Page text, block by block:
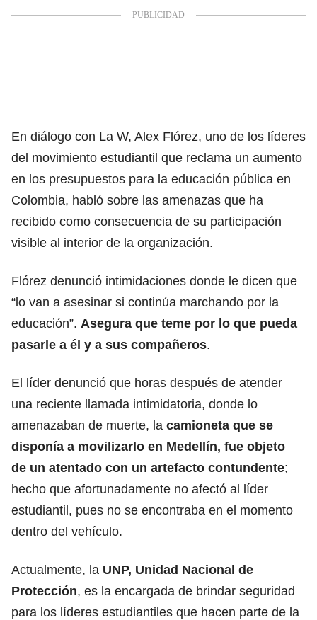
En diálogo con La W, Alex Flórez, uno de los líderes
del movimiento estudiantil que reclama un aumento
en los presupuestos para la educación pública en
Colombia, habló sobre las amenazas que ha
recibido como consecuencia de su participación
visible al interior de la organización.
Flórez denunció intimidaciones donde le dicen que
“lo van a asesinar si continúa marchando por la
educación”. Asegura que teme por lo que pueda
pasarle a él y a sus compañeros.
El líder denunció que horas después de atender
una reciente llamada intimidatoria, donde lo
amenazaban de muerte, la camioneta que se
disponía a movilizarlo en Medellín, fue objeto
de un atentado con un artefacto contundente;
hecho que afortunadamente no afectó al líder
estudiantil, pues no se encontraba en el momento
dentro del vehículo.
Actualmente, la UNP, Unidad Nacional de
Protección, es la encargada de brindar seguridad
para los líderes estudiantiles que hacen parte de la